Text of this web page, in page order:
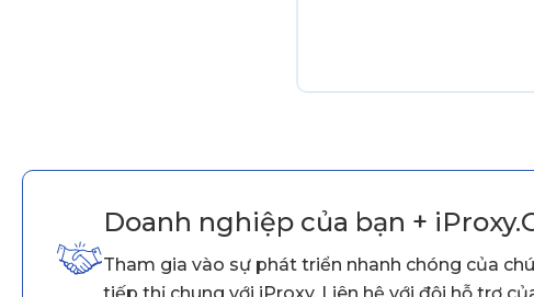
Doanh nghiệp của bạn +
Tham gia vào sự phát triển nhanh chóng của